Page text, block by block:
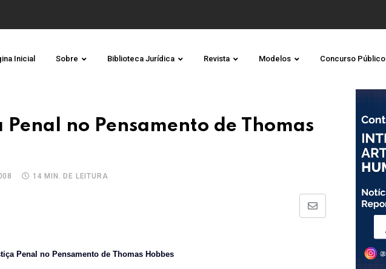
Inicial Sobre Biblioteca Jurídica Revista Modelos Concurso Público
Penal no Pensamento de Thomas
14 MIN. DE LEITURA
Share
Penal no Pensamento de Thomas Hobbes